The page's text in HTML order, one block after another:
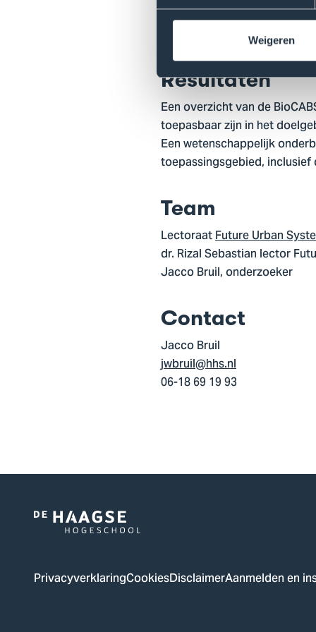
Weigeren
Financiering
Pre promotie voucher THUAS
Resultaten
Een overzicht van de
toepasbaar zijn in het
Een wetenschappelijk
toepassingsgebied,
Team
LectoraatFuture Urban
dr. Rizal Sebastian lector
Jacco Bruil, onderzoeker
Contact
Jacco Bruil
jwbruil@hhs.nl
06-18 69 19 93
Logo
De
Haagse
PrivacyverklaringCookiesDisclaimerAanmelden en